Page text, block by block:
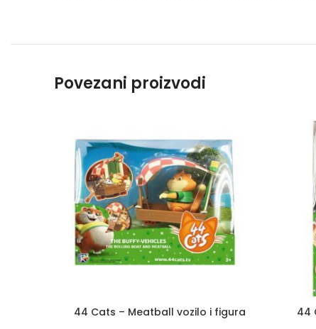
Povezani proizvodi
44 Cats – Meatball vozilo i figura
44